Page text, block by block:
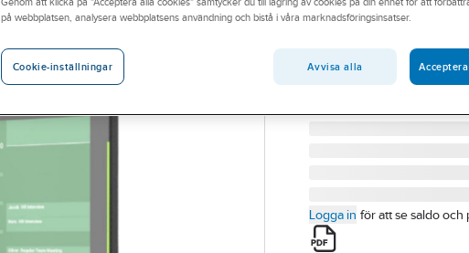
MILESIGHT
IoT Display
IOT DISPLAY
Artikelnummer:
98307610
MSDS7610
Logga in för att se saldo och
Genom att klicka på "Acceptera alla cookies" samtycker du till lagring av cookies på din enhet för att
på webbplatsen, analysera webbplatsens användning och bistå i våra marknadsföringsinsatser.
Cookie-inställningar Avvisa alla